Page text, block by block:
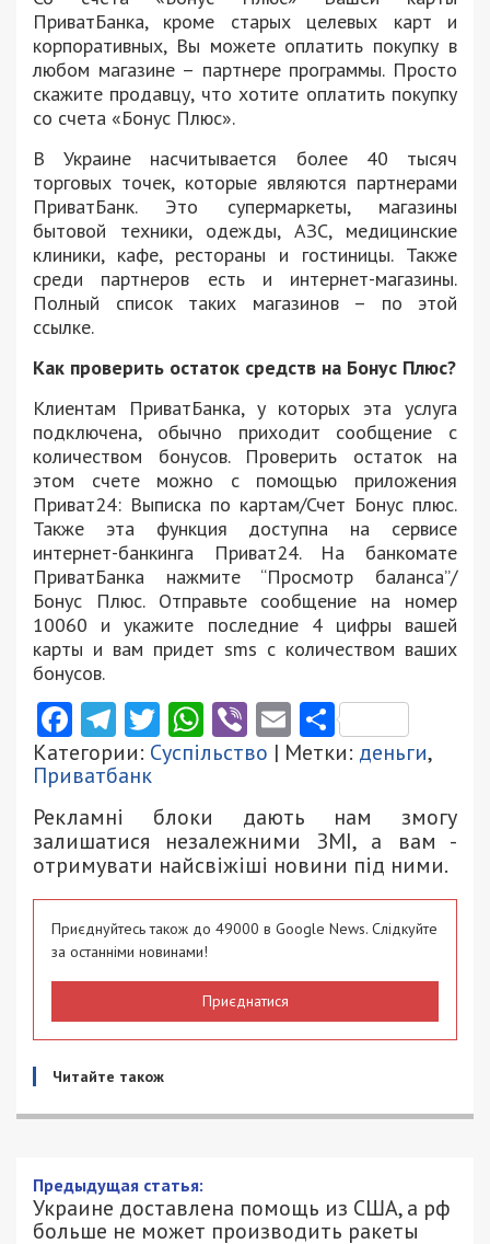
ПриватБанка, кроме старых целевых карт и
корпоративных, Вы можете оплатить покупку в
любом магазине – партнере программы. Просто
скажите продавцу, что хотите оплатить покупку
со счета «Бонус Плюс».
В Украине насчитывается более 40 тысяч
торговых точек, которые являются партнерами
ПриватБанк. Это супермаркеты, магазины
бытовой техники, одежды, АЗС, медицинские
клиники, кафе, рестораны и гостиницы. Также
среди партнеров есть и интернет-магазины.
Полный список таких магазинов – по этой
ссылке.
Как проверить остаток средств на Бонус Плюс?
Клиентам ПриватБанка, у которых эта услуга
подключена, обычно приходит сообщение с
количеством бонусов. Проверить остаток на
этом счете можно с помощью приложения
Приват24: Выписка по картам/Счет Бонус плюс.
Также эта функция доступна на сервисе
интернет-банкинга Приват24. На банкомате
ПриватБанка нажмите “Просмотр баланса”/
Бонус Плюс. Отправьте сообщение на номер
10060 и укажите последние 4 цифры вашей
карты и вам придет sms с количеством ваших
бонусов.
Facebook
Telegram
Twitter
WhatsApp
ViberEmail
Категории: Суспільство | Метки: деньги,
Приватбанк
Рекламні блоки дають нам змогу
залишатися незалежними ЗМІ, а вам -
отримувати найсвіжіші новини під ними.
Приєднуйтесь також до 49000 в Google News. Слідкуйте
за останніми новинами!
Приєднатися
Читайте також
Предыдущая статья:
Украине доставлена помощь из США, а рф
больше не может производить ракеты